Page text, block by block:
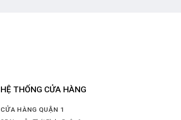
HỆ THỐNG CỬA HÀNG
CỬA HÀNG QUẬN 1